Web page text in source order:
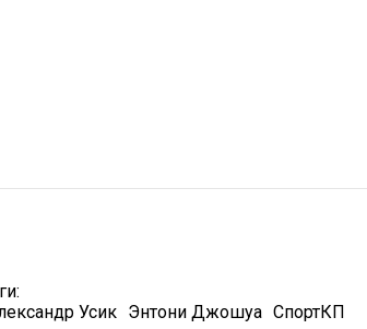
Усик Энтони Джошуа СпортКП